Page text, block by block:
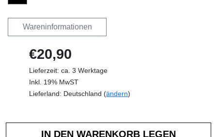
Wareninformationen
€20,90
Lieferzeit: ca. 3 Werktage
Inkl. 19% MwST
Lieferland: Deutschland (ändern)